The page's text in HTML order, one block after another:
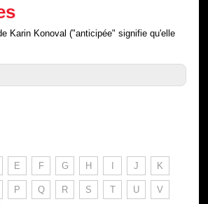
Karin Konoval ("anticipée" signifie qu'elle
E F G H I J K
P Q R S T U V